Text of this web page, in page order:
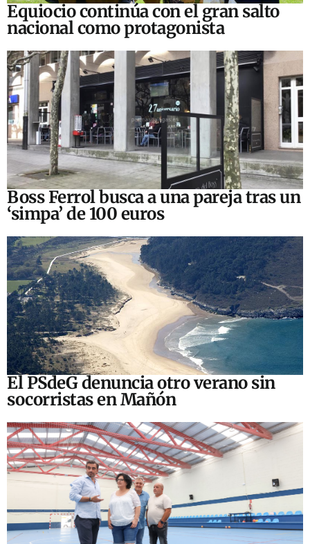
Equiocio continúa con el gran salto
nacional como protagonista
Boss Ferrol busca a una pareja tras un
‘simpa’ de 100 euros
El PSdeG denuncia otro verano sin
socorristas en Mañón